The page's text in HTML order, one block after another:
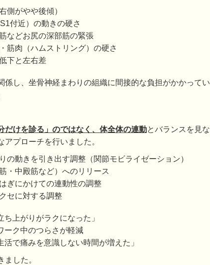
側がやや後傾）
付近）の動きの硬さ
などお尻の深部筋の緊張
筋肉（ハムストリング）の硬さ
下と左右差
係し、坐骨神経まわりの組織に間接的な負担がかかってい
だけを診る」のではなく、体全体の連動とバランスを見な
アプローチを行いました。
の動きを引き出す調整（関節モビライゼーション）
・中殿筋など）へのリリース
ぎにかけての連動性の調整
セに対する調整
ち上がりがラクになった」
ーク中のつらさが軽減
活で痛みを意識しない時間が増えた」
ました。